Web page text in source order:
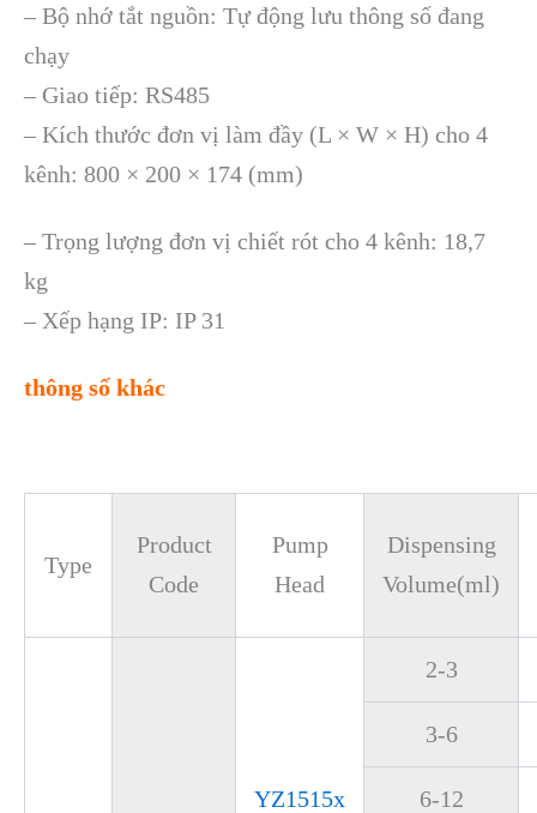
– Bộ nhớ tắt nguồn: Tự động lưu thông số đang
chạy
– Giao tiếp: RS485
– Kích thước đơn vị làm đầy (L × W × H) cho 4
kênh: 800 × 200 × 174 (mm)
– Trọng lượng đơn vị chiết rót cho 4 kênh: 18,7
kg
– Xếp hạng IP: IP 31
thông số khác
Type
Product
Code
Pump
Head
Dispensing
Volume(ml)
YZ1515x
2-3
3-6
6-12